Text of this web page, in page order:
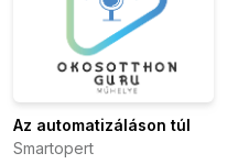
Az automatizáláson túl
Smartopert